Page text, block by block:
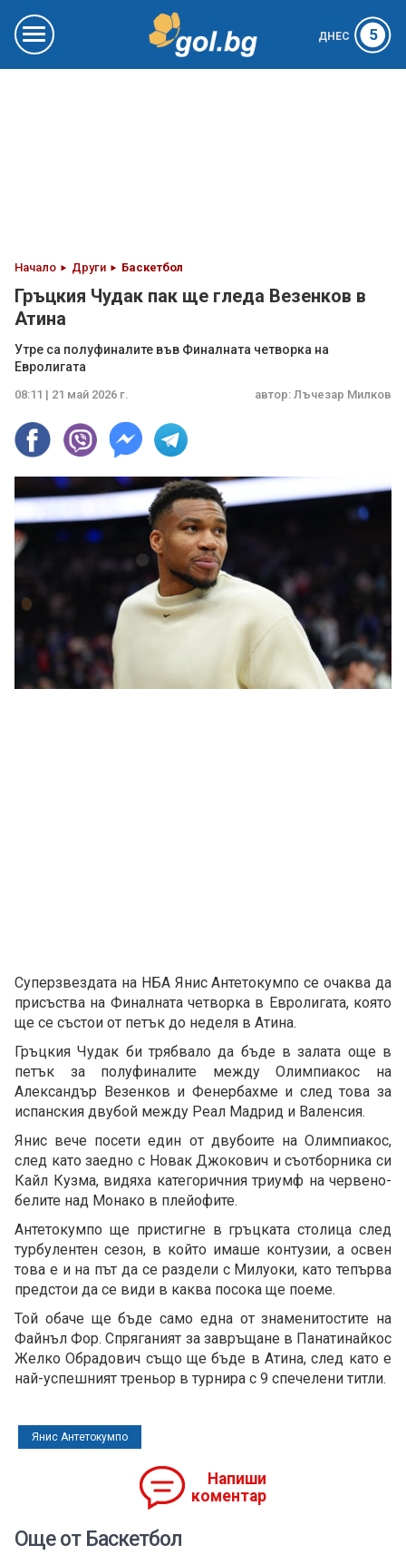
ДНЕС 5
Начало Други Баскетбол
Гръцкия Чудак пак ще гледа Везенков в
Атина
Утре са полуфиналите във Финалната четворка на
Евролигата
08:11 | 21 май 2026 г. автор: Лъчезар Милков
Суперзвездата на НБА Янис Антетокумпо се очаква да
присъства на Финалната четворка в Евролигата, която
ще се състои от петък до неделя в Атина.
Гръцкия Чудак би трябвало да бъде в залата още в
петък за полуфиналите между Олимпиакос на
Александър Везенков и Фенербахме и след това за
испанския двубой между Реал Мадрид и Валенсия.
Янис вече посети един от двубоите на Олимпиакос,
след като заедно с Новак Джокович и съотборника си
Кайл Кузма, видяха категоричния триумф на червено-
белите над Монако в плейофите.
Антетокумпо ще пристигне в гръцката столица след
турбулентен сезон, в който имаше контузии, а освен
това е и на път да се раздели с Милуоки, като тепърва
предстои да се види в каква посока ще поеме.
Той обаче ще бъде само една от знаменитостите на
Файнъл Фор. Спряганият за завръщане в Панатинайкос
Желко Обрадович също ще бъде в Атина, след като е
най-успешният треньор в турнира с 9 спечелени титли.
Янис Антетокумпо
Напиши
коментар
Още от Баскетбол